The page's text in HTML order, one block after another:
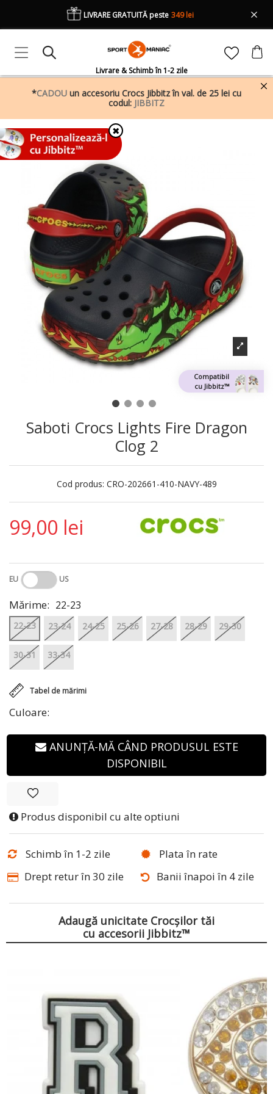
Livrare & Schimb în 1-2 zile
LIVRARE GRATUITĂ peste 349 lei
*CADOU un accesoriu Crocs Jibbitz în val. de 25 lei cu
codul: JIBBITZ
✖
Compatibil
cu Jibbitz™
Saboti Crocs Lights Fire Dragon
Clog 2
Cod produs: CRO-202661-410-NAVY-489
99,00 lei
EU US
Culoare:
Tabel de mărimi
Mărime: 22-23
22-23 23-24 24-25 25-26 27-28 28-29 29-30
30-31 33-34
ANUNȚĂ-MĂ CÂND PRODUSUL ESTE
DISPONIBIL
Produs disponibil cu alte optiuni
Schimb în 1-2 zile
Plata în rate
Drept retur în 30 zile
Banii înapoi în 4 zile
Adaugă unicitate Crocșilor tăi
cu accesorii Jibbitz™